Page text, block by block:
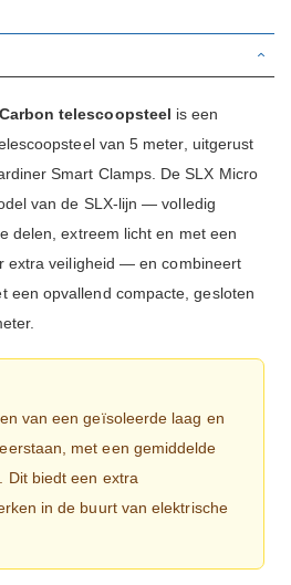
telescoopsteel is een
van 5 meter, uitgerust
Smart Clamps. De SLX Micro
van de SLX-lijn — volledig
delen, extreem licht en met een
extra veiligheid — en combineert
een opvallend compacte, gesloten
van een geïsoleerde laag en
met een gemiddelde
Dit biedt een extra
in de buurt van elektrische